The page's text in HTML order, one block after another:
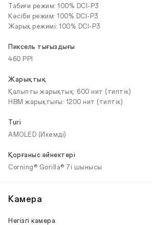
Табиғи режим: 100% DCI-P3
Кәсіби режим: 100% DCI-P3
Жарық режимі: 100% DCI-P3
Пиксель тығыздығы
460 PPI
Жарықтық
Қалыпты жарықтық: 600 нит (типтік)
HBM жарықтығы: 1200 нит (типтік)
Turi
AMOLED (Икемді)
Қорғаныс әйнектері
Corning® Gorilla® 7i шынысы
Камера
Негізгі камера